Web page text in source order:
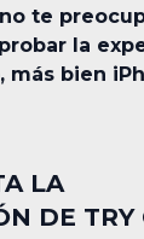
te
la
más bien
LA
DE TRY